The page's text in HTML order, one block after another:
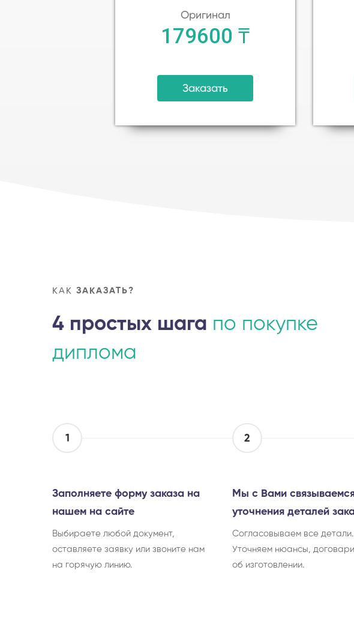
Оригинал
179600 ₸
Заказать
КАК ЗАКАЗАТЬ?
4 простых шага по покупке
диплома
1
Заполняете форму заказа на
нашем на сайте
Выбираете любой документ,
оставляете заявку или звоните нам
на горячую линию.
2
Мы с Вами
уточнения деталей
Согласовываем все детали.
Уточняем нюансы,
об изготовлении.